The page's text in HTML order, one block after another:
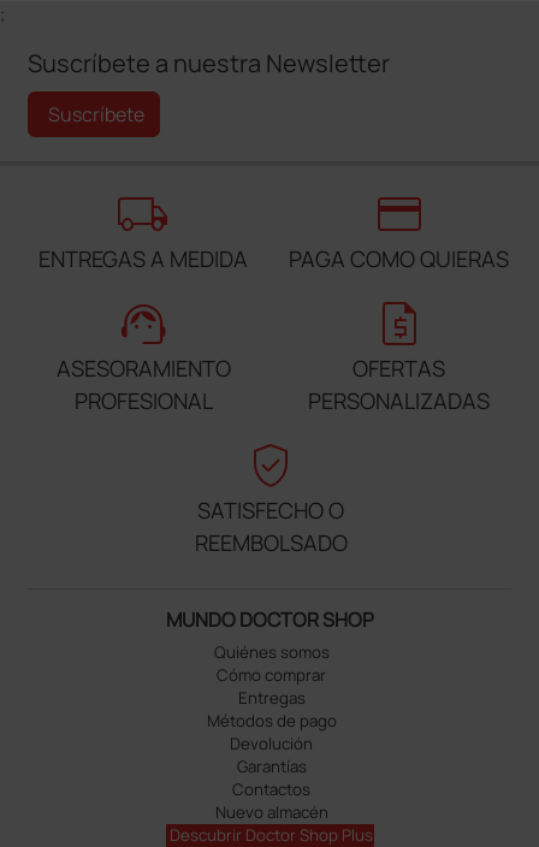
;
Suscríbete a nuestra Newsletter
Suscríbete
local_shipping
ENTREGAS A MEDIDA
credit_card
PAGA COMO QUIERAS
support_agent
ASESORAMIENTO
PROFESIONAL
request_quote
OFERTAS
PERSONALIZADAS
verified_user
SATISFECHO O
REEMBOLSADO
MUNDO DOCTOR SHOP
Quiénes somos
Cómo comprar
Entregas
Métodos de pago
Devolución
Garantías
Contactos
Nuevo almacén
Descubrir Doctor Shop Plus